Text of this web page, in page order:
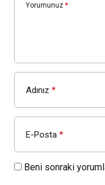
Yorumunuz *
Adınız *
E-Posta *
Beni sonraki